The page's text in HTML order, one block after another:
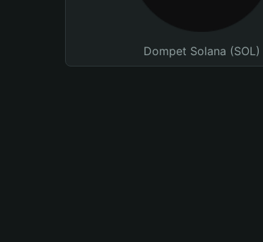
Dompet Solana (SOL)